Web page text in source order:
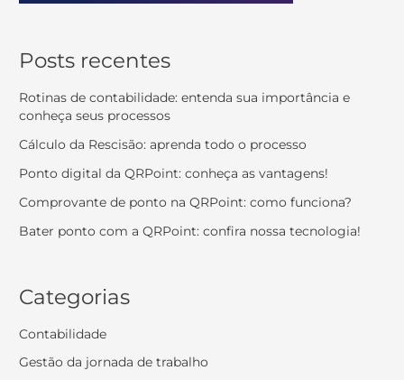
Posts recentes
Rotinas de contabilidade: entenda sua importância e
conheça seus processos
Cálculo da Rescisão: aprenda todo o processo
Ponto digital da QRPoint: conheça as vantagens!
Comprovante de ponto na QRPoint: como funciona?
Bater ponto com a QRPoint: confira nossa tecnologia!
Categorias
Contabilidade
Gestão da jornada de trabalho